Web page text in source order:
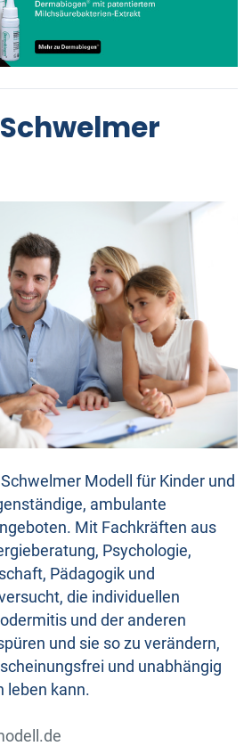
Modell für Kinder und
ambulante
Mit Fachkräften aus
Psychologie,
Pädagogik und
die individuellen
und der anderen
und sie so zu verändern,
und unabhängig
leben kann.